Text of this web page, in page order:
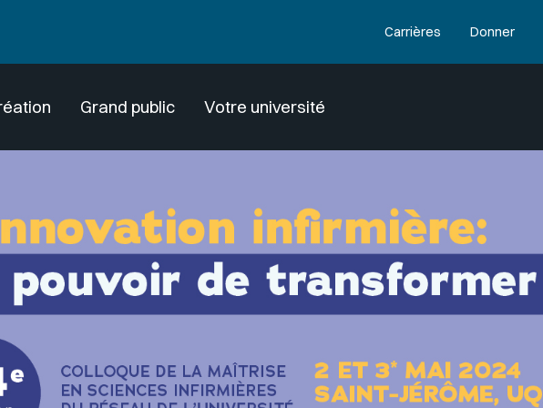
Carrières Donner
Grand public Votre université